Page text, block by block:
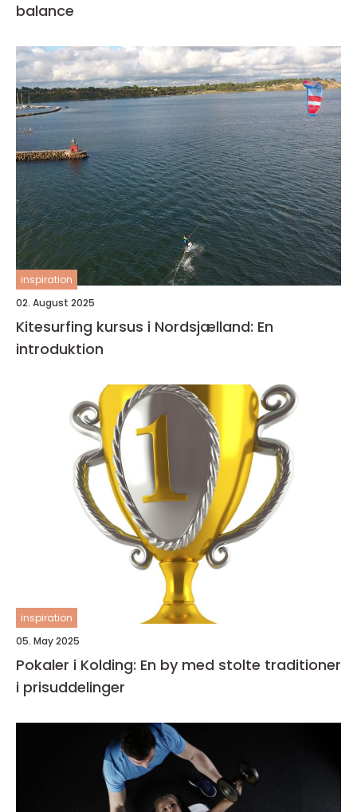
balance
inspiration
02. August 2025
Kitesurfing kursus i Nordsjælland: En
introduktion
inspiration
05. May 2025
Pokaler i Kolding: En by med stolte traditioner
i prisuddelinger